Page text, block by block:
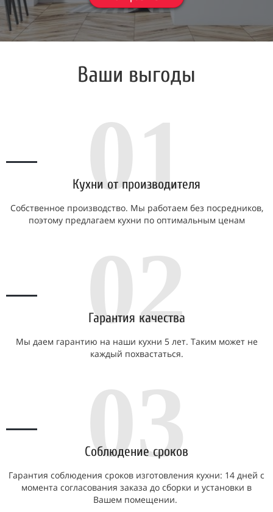
Ваши выгоды
01
Кухни от производителя
Собственное производство. Мы работаем без посредников,
поэтому предлагаем кухни по оптимальным ценам
02
Гарантия качества
Мы даем гарантию на наши кухни 5 лет. Таким может не
каждый похвастаться.
03
Соблюдение сроков
Гарантия соблюдения сроков изготовления кухни: 14 дней с
момента согласования заказа до сборки и установки в
Вашем помещении.